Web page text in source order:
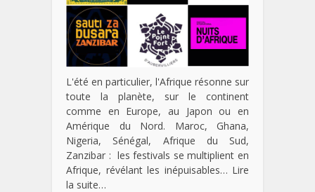
L'été en particulier, l'Afrique résonne sur
toute la planète, sur le continent
comme en Europe, au Japon ou en
Amérique du Nord. Maroc, Ghana,
Nigeria, Sénégal, Afrique du Sud,
Zanzibar : les festivals se multiplient en
Afrique, révélant les inépuisables… Lire
la suite…